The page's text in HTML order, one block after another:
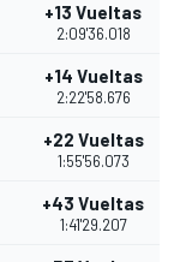
+13 Vueltas
2:09'36.018
+14 Vueltas
2:22'58.676
+22 Vueltas
1:55'56.073
+43 Vueltas
1:41'29.207